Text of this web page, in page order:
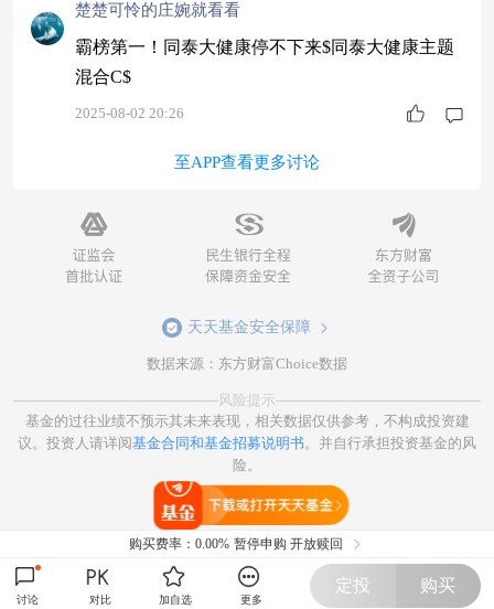
楚楚可怜的庄婉就看看
霸榜第一！同泰大健康停不下来$同泰大健康主题
混合C$
2025-08-02 20:26
至APP查看更多讨论
天天基金安全保障
数据来源：东方财富Choice数据
风险提示
基金的过往业绩不预示其未来表现，相关数据仅供参考，不构成投资建
议。投资人请详阅基金合同和基金招募说明书。并自行承担投资基金的风
险。
购买费率： 0.00% 暂停申购 开放赎回
讨论 对比 加自选 更多
定投 购买
打开天天基金